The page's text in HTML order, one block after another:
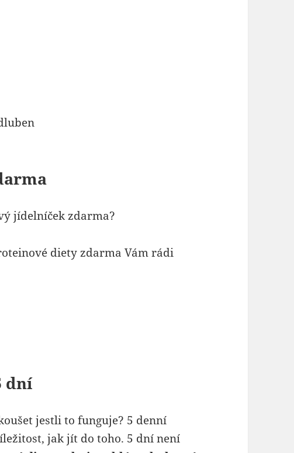
jídelníček zdarma?
diety zdarma Vám rádi
dní
jestli to funguje? 5 denní
jak jít do toho. 5 dní není